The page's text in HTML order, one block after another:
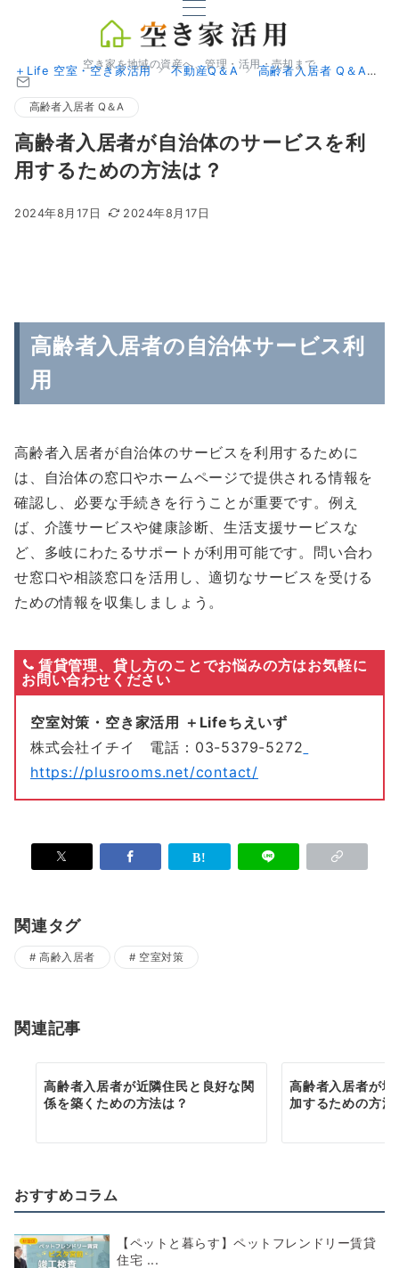
空き家を地域の資産へ、管理・活用・売却まで
＋Life 空室・空き家活用 不動産Q＆A 高齢者入居者 Q＆A
高齢者入居者 Q＆A
高齢者入居者が自治体のサービスを利
用するための方法は？
2024年8月17日 2024年8月17日
高齢者入居者の自治体サービス利
用
高齢者入居者が自治体のサービスを利用するために
は、自治体の窓口やホームページで提供される情報を
確認し、必要な手続きを行うことが重要です。例え
ば、介護サービスや健康診断、生活支援サービスな
ど、多岐にわたるサポートが利用可能です。問い合わ
せ窓口や相談窓口を活用し、適切なサービスを受ける
ための情報を収集しましょう。
賃貸管理、貸し方のことでお悩みの方はお気軽に
お問い合わせください
空室対策・空き家活用 ＋Lifeちえいず
株式会社イチイ 電話：03-5379-5272
https://plusrooms.net/contact/
関連タグ
高齢入居者 空室対策
関連記事
高齢者入居者が近隣住民と良好な関
係を築くための方法は？
高齢者入居者が
加するための方法
おすすめコラム
【ペットと暮らす】ペットフレンドリー賃貸
住宅 ...